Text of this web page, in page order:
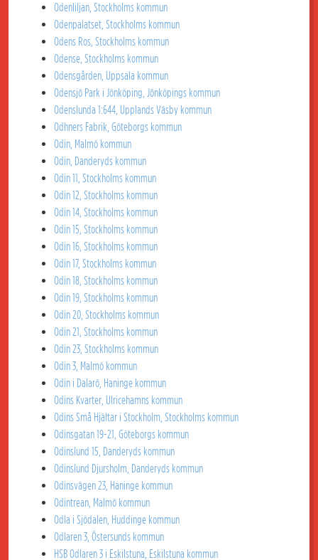
Odenliljan, Stockholms kommun
Odenpalatset, Stockholms kommun
Odens Ros, Stockholms kommun
Odense, Stockholms kommun
Odensgården, Uppsala kommun
Odensjö Park i Jönköping, Jönköpings kommun
Odenslunda 1:644, Upplands Väsby kommun
Odhners Fabrik, Göteborgs kommun
Odin, Malmö kommun
Odin, Danderyds kommun
Odin 11, Stockholms kommun
Odin 12, Stockholms kommun
Odin 14, Stockholms kommun
Odin 15, Stockholms kommun
Odin 16, Stockholms kommun
Odin 17, Stockholms kommun
Odin 18, Stockholms kommun
Odin 19, Stockholms kommun
Odin 20, Stockholms kommun
Odin 21, Stockholms kommun
Odin 23, Stockholms kommun
Odin 3, Malmö kommun
Odin i Dalarö, Haninge kommun
Odins Kvarter, Ulricehamns kommun
Odins Små Hjältar i Stockholm, Stockholms kommun
Odinsgatan 19-21, Göteborgs kommun
Odinslund 15, Danderyds kommun
Odinslund Djursholm, Danderyds kommun
Odinsvägen 23, Haninge kommun
Odintrean, Malmö kommun
Odla i Sjödalen, Huddinge kommun
Odlaren 3, Östersunds kommun
HSB Odlaren 3 i Eskilstuna, Eskilstuna kommun